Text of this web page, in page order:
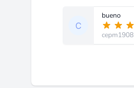
bueno
cepm1908